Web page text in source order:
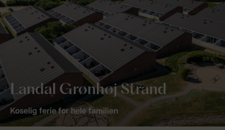
Landal Grønhøj Strand
Koselig ferie for hele familien